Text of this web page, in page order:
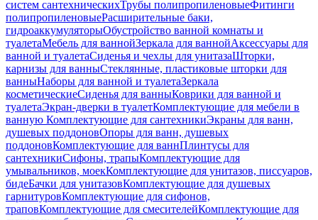
систем сантехническихТрубы полипропиленовыеФитинги
полипропиленовыеРасширительные баки,
гидроаккумуляторыОбустройство ванной комнаты и
туалетаМебель для ваннойЗеркала для ваннойАксессуары для
ванной и туалетаСиденья и чехлы для унитазаШторки,
карнизы для ванныСтеклянные, пластиковые шторки для
ванныНаборы для ванной и туалетаЗеркала
косметическиеСиденья для ванныКоврики для ванной и
туалетаЭкран-дверки в туалетКомплектующие для мебели в
ванную Комплектующие для сантехникиЭкраны для ванн,
душевых поддоновОпоры для ванн, душевых
поддоновКомплектующие для ваннПлинтусы для
сантехникиСифоны, трапыКомплектующие для
умывальников, моекКомплектующие для унитазов, писсуаров,
бидеБачки для унитазовКомплектующие для душевых
гарнитуровКомплектующие для сифонов,
траповКомплектующие для смесителейКомплектующие для